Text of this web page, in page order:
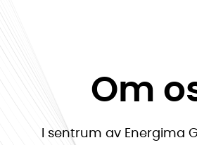
Om
I sentrum av Energima